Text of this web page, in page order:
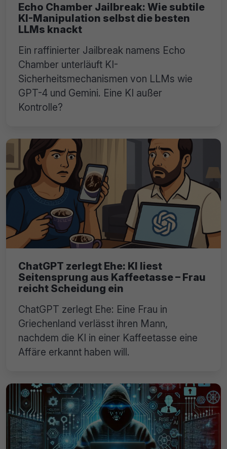
Echo Chamber Jailbreak: Wie subtile
KI-Manipulation selbst die besten
LLMs knackt
Ein raffinierter Jailbreak namens Echo
Chamber unterläuft KI-
Sicherheitsmechanismen von LLMs wie
GPT-4 und Gemini. Eine KI außer
Kontrolle?
ChatGPT zerlegt Ehe: KI liest
Seitensprung aus Kaffeetasse – Frau
reicht Scheidung ein
ChatGPT zerlegt Ehe: Eine Frau in
Griechenland verlässt ihren Mann,
nachdem die KI in einer Kaffeetasse eine
Affäre erkannt haben will.